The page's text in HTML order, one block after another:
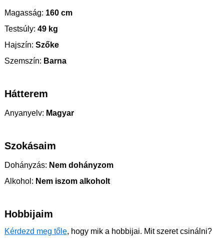
Magasság: 160 cm
Testsúly: 49 kg
Hajszín: Szőke
Szemszín: Barna
Hátterem
Anyanyelv: Magyar
Szokásaim
Dohányzás: Nem dohányzom
Alkohol: Nem iszom alkoholt
Hobbijaim
Kérdezd meg tőle, hogy mik a hobbijai. Mit szeret csinálni?